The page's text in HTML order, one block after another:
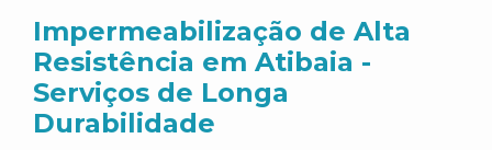
Impermeabilização de Alta
Resistência em Atibaia -
Serviços de Longa
Durabilidade